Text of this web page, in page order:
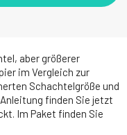
aber größerer
im Vergleich zur
Schachtelgröße und
finden Sie jetzt
Im Paket finden Sie